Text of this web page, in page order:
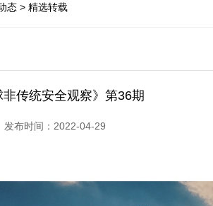
态 > 精选转载
非传统安全观察》第36期
发布时间：2022-04-29